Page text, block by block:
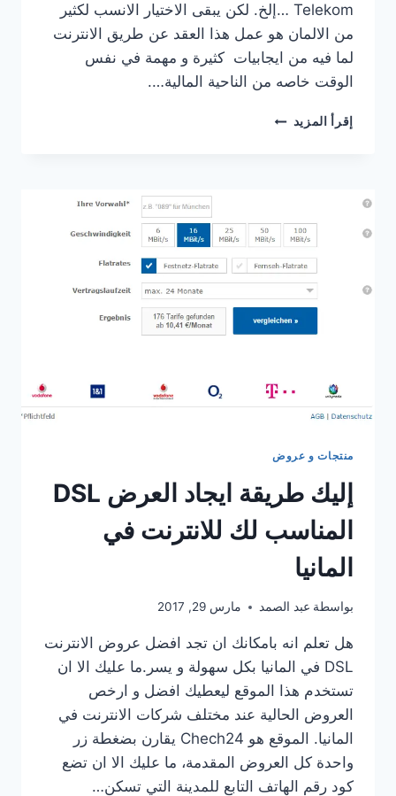
Telekom …إلخ. لكن يبقى الاختيار الانسب لكثير
من الالمان هو عمل هذا العقد عن طريق الانترنت
لما فيه من ايجابيات كثيرة و مهمة في نفس
الوقت خاصه من الناحية المالية….
إقرأ المزيد عروض
منتجات و عروض
إليك طريقة ايجاد العرض DSL
المناسب لك للانترنت في
المانيا
بواسطة عبد الصمد مارس 29, 2017
هل تعلم انه بامكانك ان تجد افضل عروض الانترنت
DSL في المانيا بكل سهولة و يسر.ما عليك الا ان
تستخدم هذا الموقع ليعطيك افضل و ارخص
العروض الحالية عند مختلف شركات الانترنت في
المانيا. الموقع هو Chech24 يقارن بضغطة زر
واحدة كل العروض المقدمة، ما عليك الا ان تضع
كود رقم الهاتف التابع للمدينة التي تسكن…